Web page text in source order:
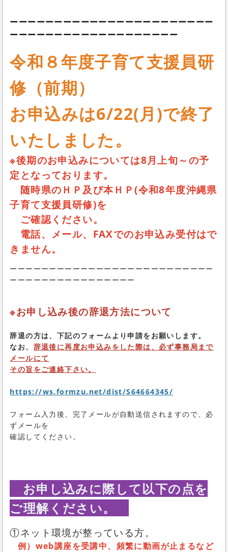
ーーーーーーーーーーーーーーーーーーーーーーー
ーーーーーーーーーーーーーーーーーーー
令和８年度子育て支援員研
修（前期）
お申込みは6/22(月)で終了
いたしました。
※後期のお申込みについては8月上旬～の予
定となっております。
随時県のＨＰ及び本ＨＰ(令和8年度沖縄県
子育て支援員研修)を
ご確認ください。
電話、メール、FAXでのお申込み受付はで
きません。
ーーーーーーーーーーーーーーーーーーーーーーーーーー
ーーーーーーーーーーーーーーーー
※お申し込み後の辞退方法について
辞退の方は、下記のフォームより申請をお願いします。
なお、 辞退後に再度お申込みをした際は、必ず事務局まで
メールにて
その旨をご連絡下さい。
https://ws.formzu.net/dist/S64664345/
フォーム入力後、完了メールが自動送信されますので、必
ずメールを
確認してください。
お申し込みに際して以下の点を
ご理解ください。
①ネット環境が整っている方。
例）web講座を受講中、頻繁に動画が止まるなど